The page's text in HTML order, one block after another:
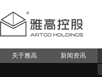
关于雅高 新闻资讯